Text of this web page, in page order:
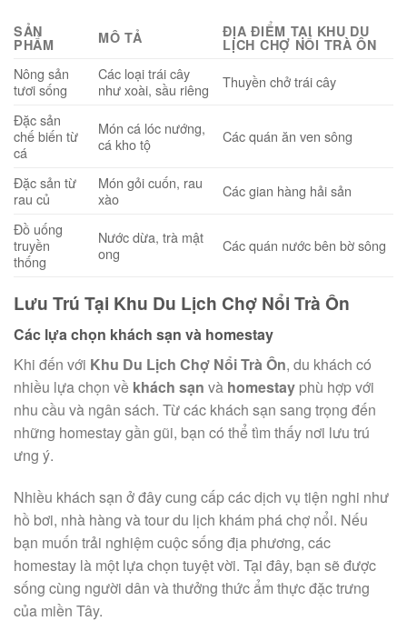
SẢN
PHẨM MÔ TẢ ĐỊA ĐIỂM TẠI KHU DU
LỊCH CHỢ NỔI TRÀ ÔN
Nông sản
tươi sống
Các loại trái cây
như xoài, sầu riêng
Thuyền chở trái cây
Đặc sản
chế biến từ
cá
Món cá lóc nướng,
cá kho tộ
Các quán ăn ven sông
Đặc sản từ
rau củ
Món gỏi cuốn, rau
xào
Các gian hàng hải sản
Đồ uống
truyền
thống
Nước dừa, trà mật
ong
Các quán nước bên bờ sông
Lưu Trú Tại Khu Du Lịch Chợ Nổi Trà Ôn
Các lựa chọn khách sạn và homestay
Khi đến với Khu Du Lịch Chợ Nổi Trà Ôn, du khách có
nhiều lựa chọn về khách sạn và homestay phù hợp với
nhu cầu và ngân sách. Từ các khách sạn sang trọng đến
những homestay gần gũi, bạn có thể tìm thấy nơi lưu trú
ưng ý.
Nhiều khách sạn ở đây cung cấp các dịch vụ tiện nghi như
hồ bơi, nhà hàng và tour du lịch khám phá chợ nổi. Nếu
bạn muốn trải nghiệm cuộc sống địa phương, các
homestay là một lựa chọn tuyệt vời. Tại đây, bạn sẽ được
sống cùng người dân và thưởng thức ẩm thực đặc trưng
của miền Tây.